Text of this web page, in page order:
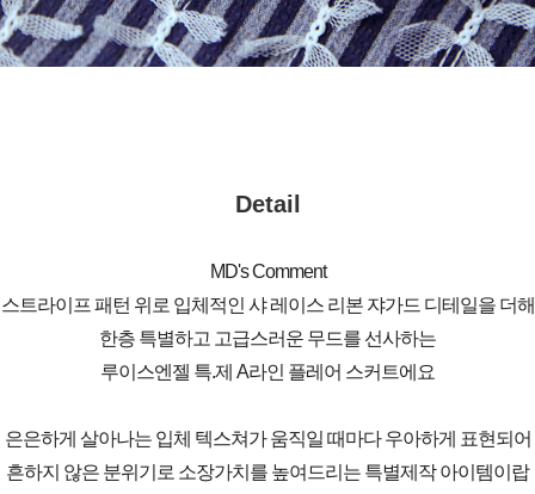
Detail
MD's Comment
스트라이프 패턴 위로 입체적인 샤 레이스 리본 쟈가드 디테일을 더해
한층 특별하고 고급스러운 무드를 선사하는
루이스엔젤 특.제 A라인 플레어 스커트에요
은은하게 살아나는 입체 텍스쳐가 움직일 때마다 우아하게 표현되어
흔하지 않은 분위기로 소장가치를 높여드리는 특별제작 아이템이랍